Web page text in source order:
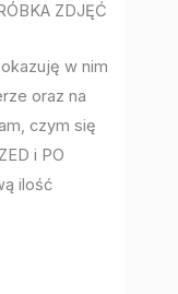
ZDJĘĆ
w nim
oraz na
czym się
i PO
ilość